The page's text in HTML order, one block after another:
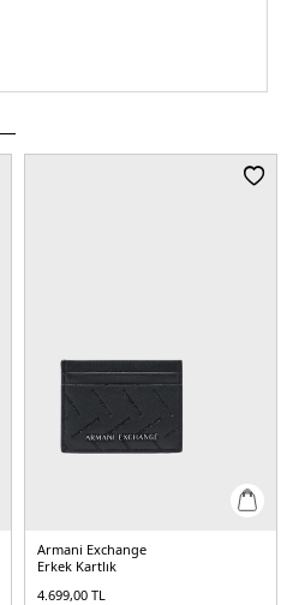
Armani Exchange
Erkek Kartlık
4.699,00 TL